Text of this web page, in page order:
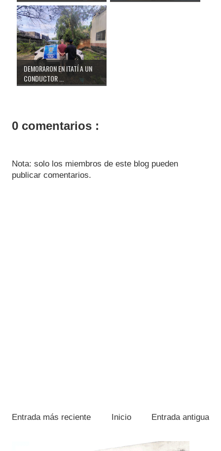
DEMORARON EN ITATÍ A UN
CONDUCTOR ...
0 comentarios :
Nota: solo los miembros de este blog pueden
publicar comentarios.
Entrada más reciente Entrada antigua
Inicio